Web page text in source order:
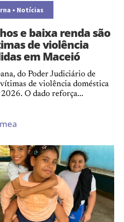
• Notícias
e baixa renda são
de violência
em Maceió
do Poder Judiciário de
de violência doméstica
O dado reforça...